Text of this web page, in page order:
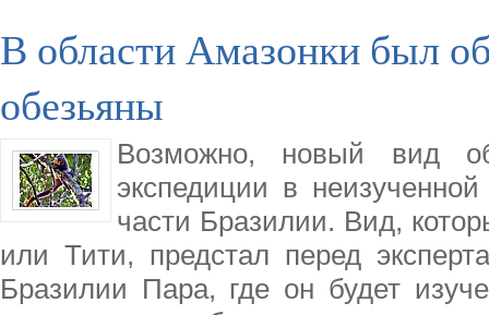
В области Амазонки был
обезьяны
Возможно, новый вид
экспедиции в
части Бразилии. Вид,
или Тити, предстал перед
Бразилии Пара, где он будет